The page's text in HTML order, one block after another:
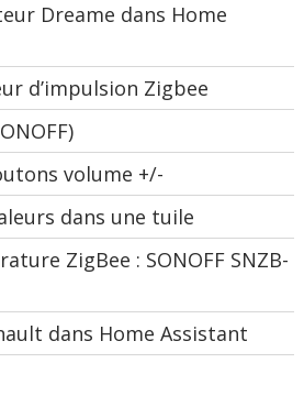
Dreame dans Home
d’impulsion Zigbee
volume +/-
dans une tuile
ZigBee : SONOFF SNZB-
dans Home Assistant